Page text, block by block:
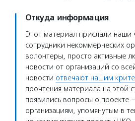
Откуда информация
Этот материал прислали наши
сотрудники некоммерческих
волонтеры, просто активные
новости от организаций со
новости отвечают нашим
прочтения материала на этой
появились вопросы о проекте
организациям, упомянутым в